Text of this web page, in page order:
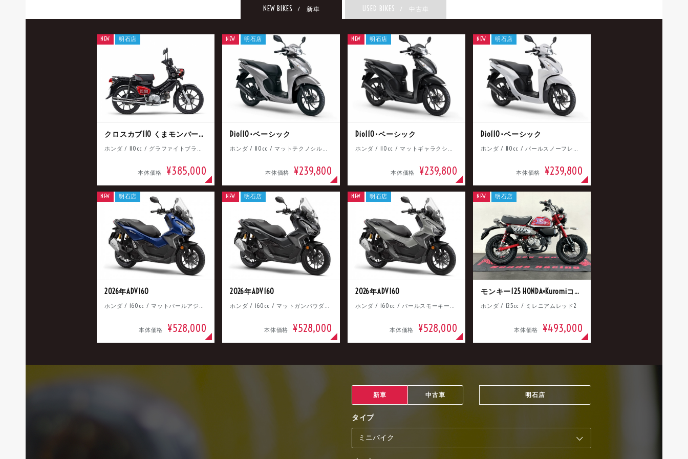
NEW BIKES / 新車 USED BIKES / 中古車
クロスカブ110 くまモンバージョン
ホンダ / 110cc / グラファイトブラック
本体価格 ¥385,000
NEW 明石店
Dio110･ベーシック
ホンダ / 110cc / マットテクノシルバーメタリック
本体価格 ¥239,800
NEW 明石店
Dio110･ベーシック
ホンダ / 110cc / マットギャラクシーブラックメタリック
本体価格 ¥239,800
NEW 明石店
Dio110･ベーシック
ホンダ / 110cc / パールスノーフレークホワイト
本体価格 ¥239,800
NEW 明石店
2026年ADV160
ホンダ / 160cc / マットパールアジャイルブルー
本体価格 ¥528,000
NEW 明石店
2026年ADV160
ホンダ / 160cc / マットガンパウダーブラックメタリック
本体価格 ¥528,000
NEW 明石店
2026年ADV160
ホンダ / 160cc / パールスモーキーグレー
本体価格 ¥528,000
NEW 明石店
モンキー125 HONDA×Kuromiコラボ
ホンダ / 125cc / ミレニアムレッド2
本体価格 ¥493,000
NEW 明石店
新車 中古車 明石店
タイプ